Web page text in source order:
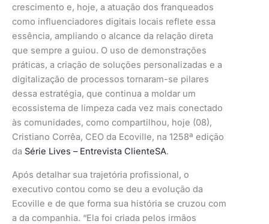
crescimento e, hoje, a atuação dos franqueados
como influenciadores digitais locais reflete essa
essência, ampliando o alcance da relação direta
que sempre a guiou. O uso de demonstrações
práticas, a criação de soluções personalizadas e a
digitalização de processos tornaram-se pilares
dessa estratégia, que continua a moldar um
ecossistema de limpeza cada vez mais conectado
às comunidades, como compartilhou, hoje (08),
Cristiano Corrêa, CEO da Ecoville, na 1258ª edição
da Série Lives – Entrevista ClienteSA.
Após detalhar sua trajetória profissional, o
executivo contou como se deu a evolução da
Ecoville e de que forma sua história se cruzou com
a da companhia. “Ela foi criada pelos irmãos